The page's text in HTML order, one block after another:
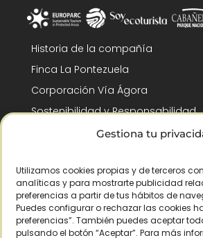
Gestiona tu
Utilizamos cookies propias y de terceros
analíticas y para mostrarte publicidad
preferencias a partir de tus hábitos de
Puedes configurar o rechazar las cookies
preferencias”. También puedes aceptar
pulsando el botón “Aceptar”. Para más
Historia de la compañía
Finca La Pontezuela
Corporación Vía Ágora
Sostenibilidad y Responsabilidad
RSC y Fundación Gómez-Pintado
Reconocimientos